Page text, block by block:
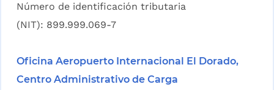
Número de identificación tributaria
(NIT): 899.999.069-7
Oficina Aeropuerto Internacional El Dorado,
Centro Administrativo de Carga